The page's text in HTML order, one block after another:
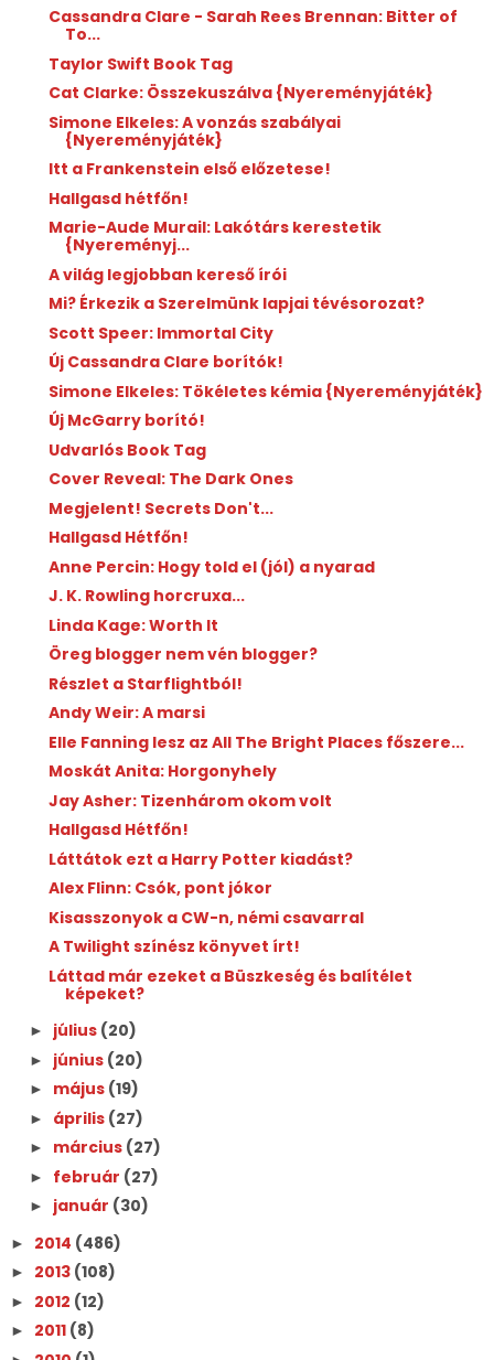
Cassandra Clare - Sarah Rees Brennan: Bitter of
To...
Taylor Swift Book Tag
Cat Clarke: Összekuszálva {Nyereményjáték}
Simone Elkeles: A vonzás szabályai
{Nyereményjáték}
Itt a Frankenstein első előzetese!
Hallgasd hétfőn!
Marie-Aude Murail: Lakótárs kerestetik
{Nyereményj...
A világ legjobban kereső írói
Mi? Érkezik a Szerelmünk lapjai tévésorozat?
Scott Speer: Immortal City
Új Cassandra Clare borítók!
Simone Elkeles: Tökéletes kémia {Nyereményjáték}
Új McGarry borító!
Udvarlós Book Tag
Cover Reveal: The Dark Ones
Megjelent! Secrets Don't...
Hallgasd Hétfőn!
Anne Percin: Hogy told el (jól) a nyarad
J. K. Rowling horcruxa...
Linda Kage: Worth It
Öreg blogger nem vén blogger?
Részlet a Starflightból!
Andy Weir: A marsi
Elle Fanning lesz az All The Bright Places főszere...
Moskát Anita: Horgonyhely
Jay Asher: Tizenhárom okom volt
Hallgasd Hétfőn!
Láttátok ezt a Harry Potter kiadást?
Alex Flinn: Csók, pont jókor
Kisasszonyok a CW-n, némi csavarral
A Twilight színész könyvet írt!
Láttad már ezeket a Büszkeség és balítélet
képeket?
► július (20)
► június (20)
► május (19)
► április (27)
► március (27)
► február (27)
► január (30)
► 2014 (486)
► 2013 (108)
► 2012 (12)
► 2011 (8)